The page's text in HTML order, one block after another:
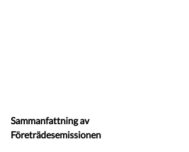
Sammanfattning av
Företrädesemissionen